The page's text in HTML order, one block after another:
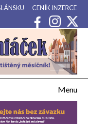
CENÍK INZERCE
pro Slánsko, Kladensko
Menu